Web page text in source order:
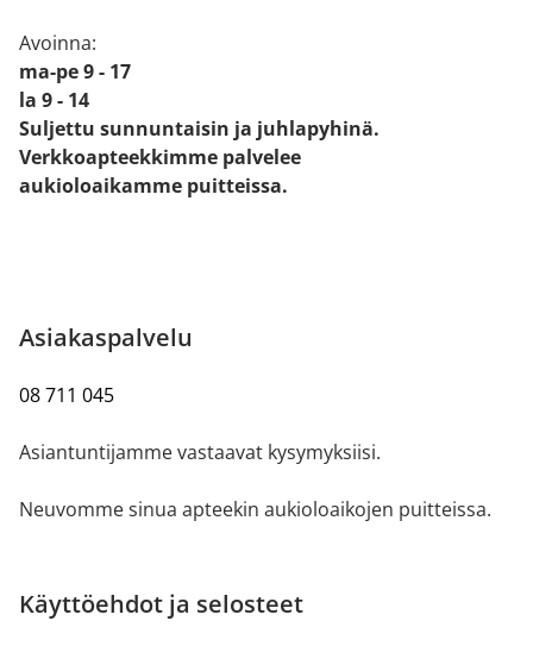
Avoinna:
ma-pe 9 - 17
la 9 - 14
Suljettu sunnuntaisin ja juhlapyhinä.
Verkkoapteekkimme palvelee
aukioloaikamme puitteissa.
Asiakaspalvelu
08 711 045
Asiantuntijamme vastaavat kysymyksiisi.
Neuvomme sinua apteekin aukioloaikojen puitteissa.
Käyttöehdot ja selosteet